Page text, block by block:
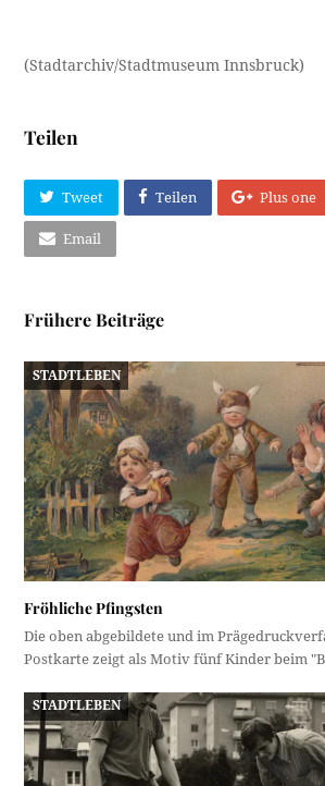
(Stadtarchiv/Stadtmuseum Innsbruck)
Teilen
Tweet Teilen Plus one
Email
Frühere Beiträge
STADTLEBEN
Fröhliche Pfingsten
Die oben abgebildete und im
Postkarte zeigt als Motiv fünf Kinder beim
STADTLEBEN